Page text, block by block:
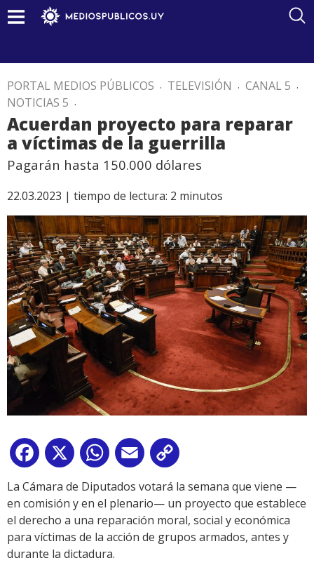
PORTAL MEDIOS PÚBLICOS . TELEVISIÓN . CANAL 5 .
NOTICIAS 5 .
Acuerdan proyecto para reparar
a víctimas de la guerrilla
Pagarán hasta 150.000 dólares
22.03.2023 | tiempo de lectura: 2 minutos
Facebook
X WhatsApp
Email
Link
La Cámara de Diputados votará la semana que viene —
en comisión y en el plenario— un proyecto que establece
el derecho a una reparación moral, social y económica
para víctimas de la acción de grupos armados, antes y
durante la dictadura.